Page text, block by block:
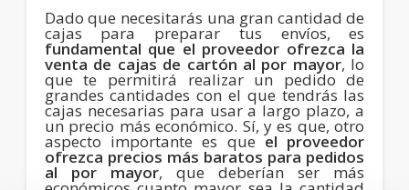
Dado que necesitarás una gran cantidad de
cajas para preparar tus envíos, es
fundamental que el proveedor ofrezca la
venta de cajas de cartón al por mayor, lo
que te permitirá realizar un pedido de
grandes cantidades con el que tendrás las
cajas necesarias para usar a largo plazo, a
un precio más económico. Sí, y es que, otro
aspecto importante es queel proveedor
ofrezca precios más baratos para pedidos
al por mayor, que deberían ser más